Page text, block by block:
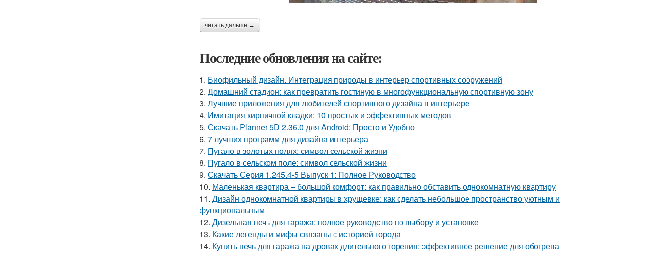
читать дальше →
Последние обновления на сайте:
1. Биофильный дизайн. Интеграция природы в интерьер спортивных сооружений
2. Домашний стадион: как превратить гостиную в многофункциональную спортивную зону
3. Лучшие приложения для любителей спортивного дизайна в интерьере
4. Имитация кирпичной кладки: 10 простых и эффективных методов
5. Скачать Planner 5D 2.36.0 для Android: Просто и Удобно
6. 7 лучших программ для дизайна интерьера
7. Пугало в золотых полях: символ сельской жизни
8. Пугало в сельском поле: символ сельской жизни
9. Скачать Серия 1.245.4-5 Выпуск 1: Полное Руководство
10. Маленькая квартира – большой комфорт: как правильно обставить однокомнатную квартиру
11. Дизайн однокомнатной квартиры в хрущевке: как сделать небольшое пространство уютным и
функциональным
12. Дизельная печь для гаража: полное руководство по выбору и установке
13. Какие легенды и мифы связаны с историей города
14. Купить печь для гаража на дровах длительного горения: эффективное решение для обогрева